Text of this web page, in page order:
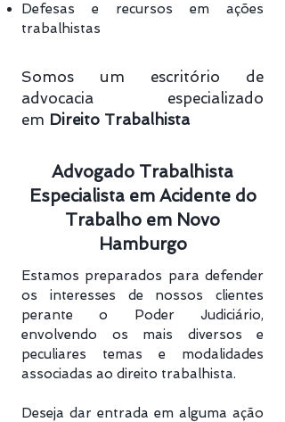
Defesas e recursos em ações
trabalhistas
Somos um escritório de
advocacia especializado
em Direito Trabalhista
Advogado Trabalhista
Especialista em Acidente do
Trabalho em Novo
Hamburgo
Estamos preparados para defender
os interesses de nossos clientes
perante o Poder Judiciário,
envolvendo os mais diversos e
peculiares temas e modalidades
associadas ao direito trabalhista.
Deseja dar entrada em alguma ação